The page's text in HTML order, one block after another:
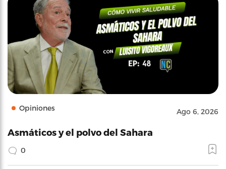
Opiniones Ago 6, 2026
Asmáticos y el polvo del Sahara
0